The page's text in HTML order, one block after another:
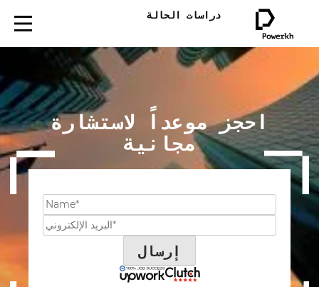
دراسات الحالة
احجز موعداً لاستشارة
مجانية